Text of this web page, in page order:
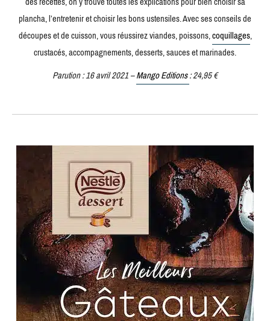
plancha, l’entretenir et choisir les bons ustensiles. Avec ses conseils de
découpes et de cuisson, vous réussirez viandes, poissons,coquillages,
crustacés, accompagnements, desserts, sauces et marinades.
Parution : 16 avril 2021 –Mango Editions: 24,95 €